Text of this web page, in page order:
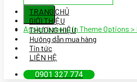
Assign a menu in Theme Options >
TRANG CHỦ
GIỚI THIỆU
THƯƠNG HIỆU
Hướng dẫn mua hàng
Tin tức
LIÊN HỆ
0901 327 774